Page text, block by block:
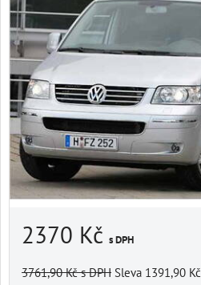
2370 Kč s DPH
3761,90 Kčs DPH Sleva 1391,90 Kč